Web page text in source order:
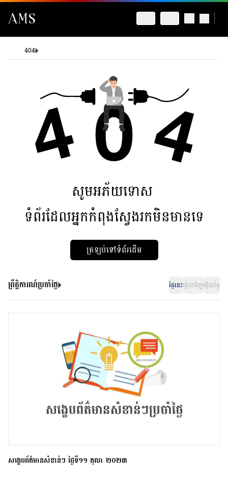
404
សូមអភ័យទោស
ទំព័រដែលអ្នកកំពុងស្វែងរកមិនមានទេ
ត្រឡប់ទៅទំព័រដើម
ព្រឹត្តិការណ៍ប្រចាំថ្ងៃ ថ្ងៃនេះម្សិលមិញម្សិលម្ងៃ
សង្ខេបព័ត៌មានសំខាន់ៗ ថ្ងៃទី១១ តុលា ២០២៣